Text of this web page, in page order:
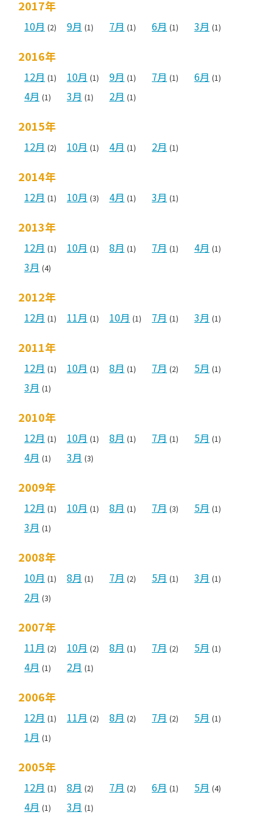
2017年
10月 (2) 9月 (1) 7月 (1) 6月 (1) 3月 (1)
2016年
12月 (1) 10月 (1) 9月 (1) 7月 (1) 6月 (1)
4月 (1) 3月 (1) 2月 (1)
2015年
12月 (2) 10月 (1) 4月 (1) 2月 (1)
2014年
12月 (1) 10月 (3) 4月 (1) 3月 (1)
2013年
12月 (1) 10月 (1) 8月 (1) 7月 (1) 4月 (1)
3月 (4)
2012年
12月 (1) 11月 (1) 10月 (1) 7月 (1) 3月 (1)
2011年
12月 (1) 10月 (1) 8月 (1) 7月 (2) 5月 (1)
3月 (1)
2010年
12月 (1) 10月 (1) 8月 (1) 7月 (1) 5月 (1)
4月 (1) 3月 (3)
2009年
12月 (1) 10月 (1) 8月 (1) 7月 (3) 5月 (1)
3月 (1)
2008年
10月 (1) 8月 (1) 7月 (2) 5月 (1) 3月 (1)
2月 (3)
2007年
11月 (2) 10月 (2) 8月 (1) 7月 (2) 5月 (1)
4月 (1) 2月 (1)
2006年
12月 (1) 11月 (2) 8月 (2) 7月 (2) 5月 (1)
1月 (1)
2005年
12月 (1) 8月 (2) 7月 (2) 6月 (1) 5月 (4)
4月 (1) 3月 (1)